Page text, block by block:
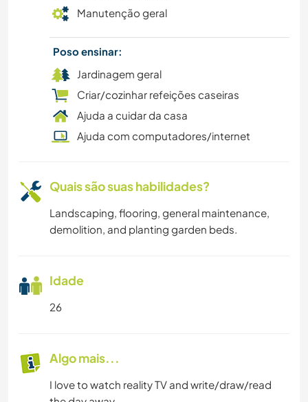
DANÇA
Manutenção geral
Poso ensinar:
Jardinagem geral
Criar/cozinhar refeições caseiras
Ajuda a cuidar da casa
Ajuda com computadores/internet
Quais são suas habilidades?
Landscaping, flooring, general maintenance,
demolition, and planting garden beds.
Idade
26
Algo mais...
I love to watch reality TV and write/draw/read